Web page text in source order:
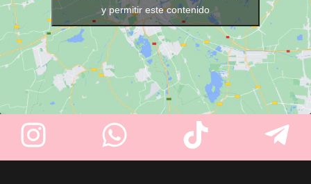
luminosidad del rostro.
de lujo en cualquier momento.
y permitir este contenido